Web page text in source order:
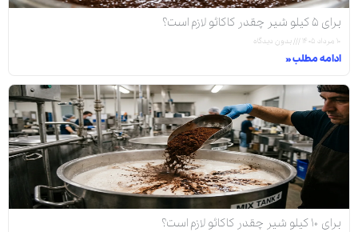
برای ۵ کیلو شیر چقدر کاکائو لازم است؟
۱۰ مرداد ۱۴۰۵ بدون دیدگاه
ادامه مطلب »
برای ۱۰ کیلو شیر چقدر کاکائو لازم است؟